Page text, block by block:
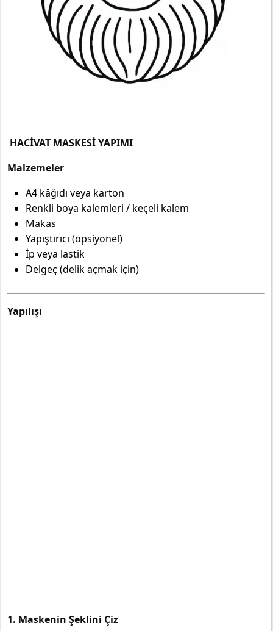
HACİVAT MASKESİ YAPIMI
Malzemeler
A4 kâğıdı veya karton
Renkli boya kalemleri / keçeli kalem
Makas
Yapıştırıcı (opsiyonel)
İp veya lastik
Delgeç (delik açmak için)
Yapılışı
1. Maskenin Şeklini Çiz